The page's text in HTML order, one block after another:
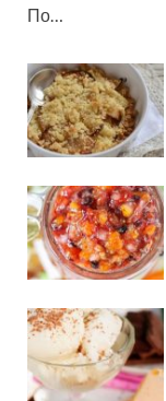
По…